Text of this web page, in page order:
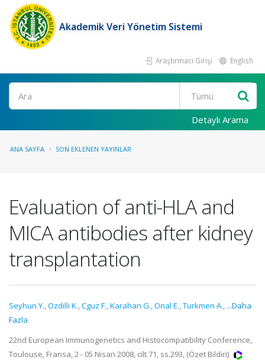
Akademik Veri Yönetim Sistemi
Araştırmacı Girişi English
Ara
Detaylı Arama
ANA SAYFA SON EKLENEN YAYINLAR
Evaluation of anti-HLA and
MICA antibodies after kidney
transplantation
Seyhun Y.,Ozdilli K.,Cguz F.,Karahan G.,Onal E.,Turkmen A., ...Daha
Fazla
22nd European Immunogenetics and Histocompatibility Conference,
Toulouse, Fransa, 2 - 05 Nisan 2008, cilt.71, ss.293, (Özet Bildiri)